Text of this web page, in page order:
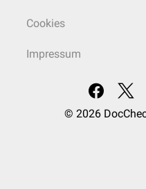
Cookies
Impressum
© 2026